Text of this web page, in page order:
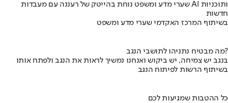
שערי מדע ומשפט נוחת בהייטק של רעננה עם מעבדות AI ותוכניות
חדשות
בשיתוף המרכז האקדמי שערי מדע ומשפט
מה מבטיח נתניהו לתושבי הנגב?
בנגב יש צמיחה, יש ביקוש ואנחנו נמשיך לראות את הנגב ולפתח אותו
בשיתוף הרשות לפיתוח הנגב
כל ההטבות שמגיעות לכם